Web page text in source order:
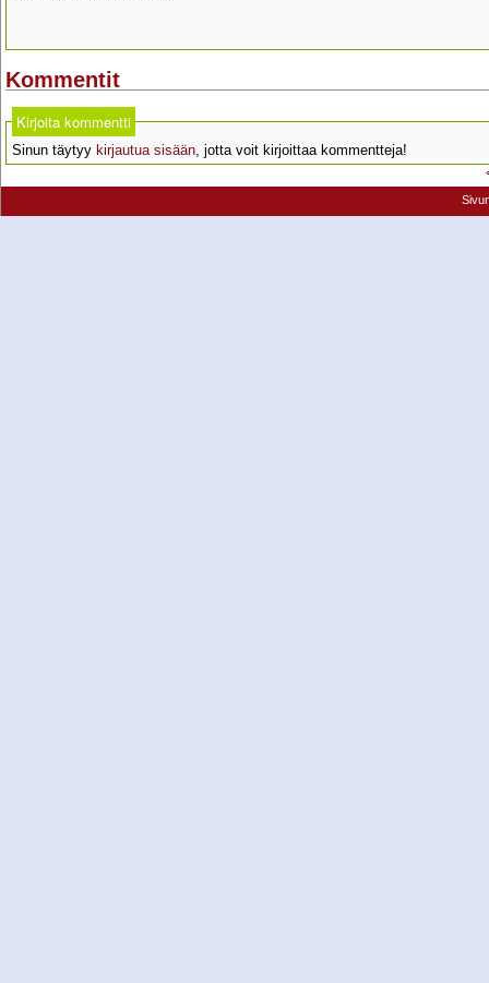
Kommentit
Kirjoita kommentti
Sinun täytyy kirjautua sisään, jotta voit kirjoittaa kommentteja!